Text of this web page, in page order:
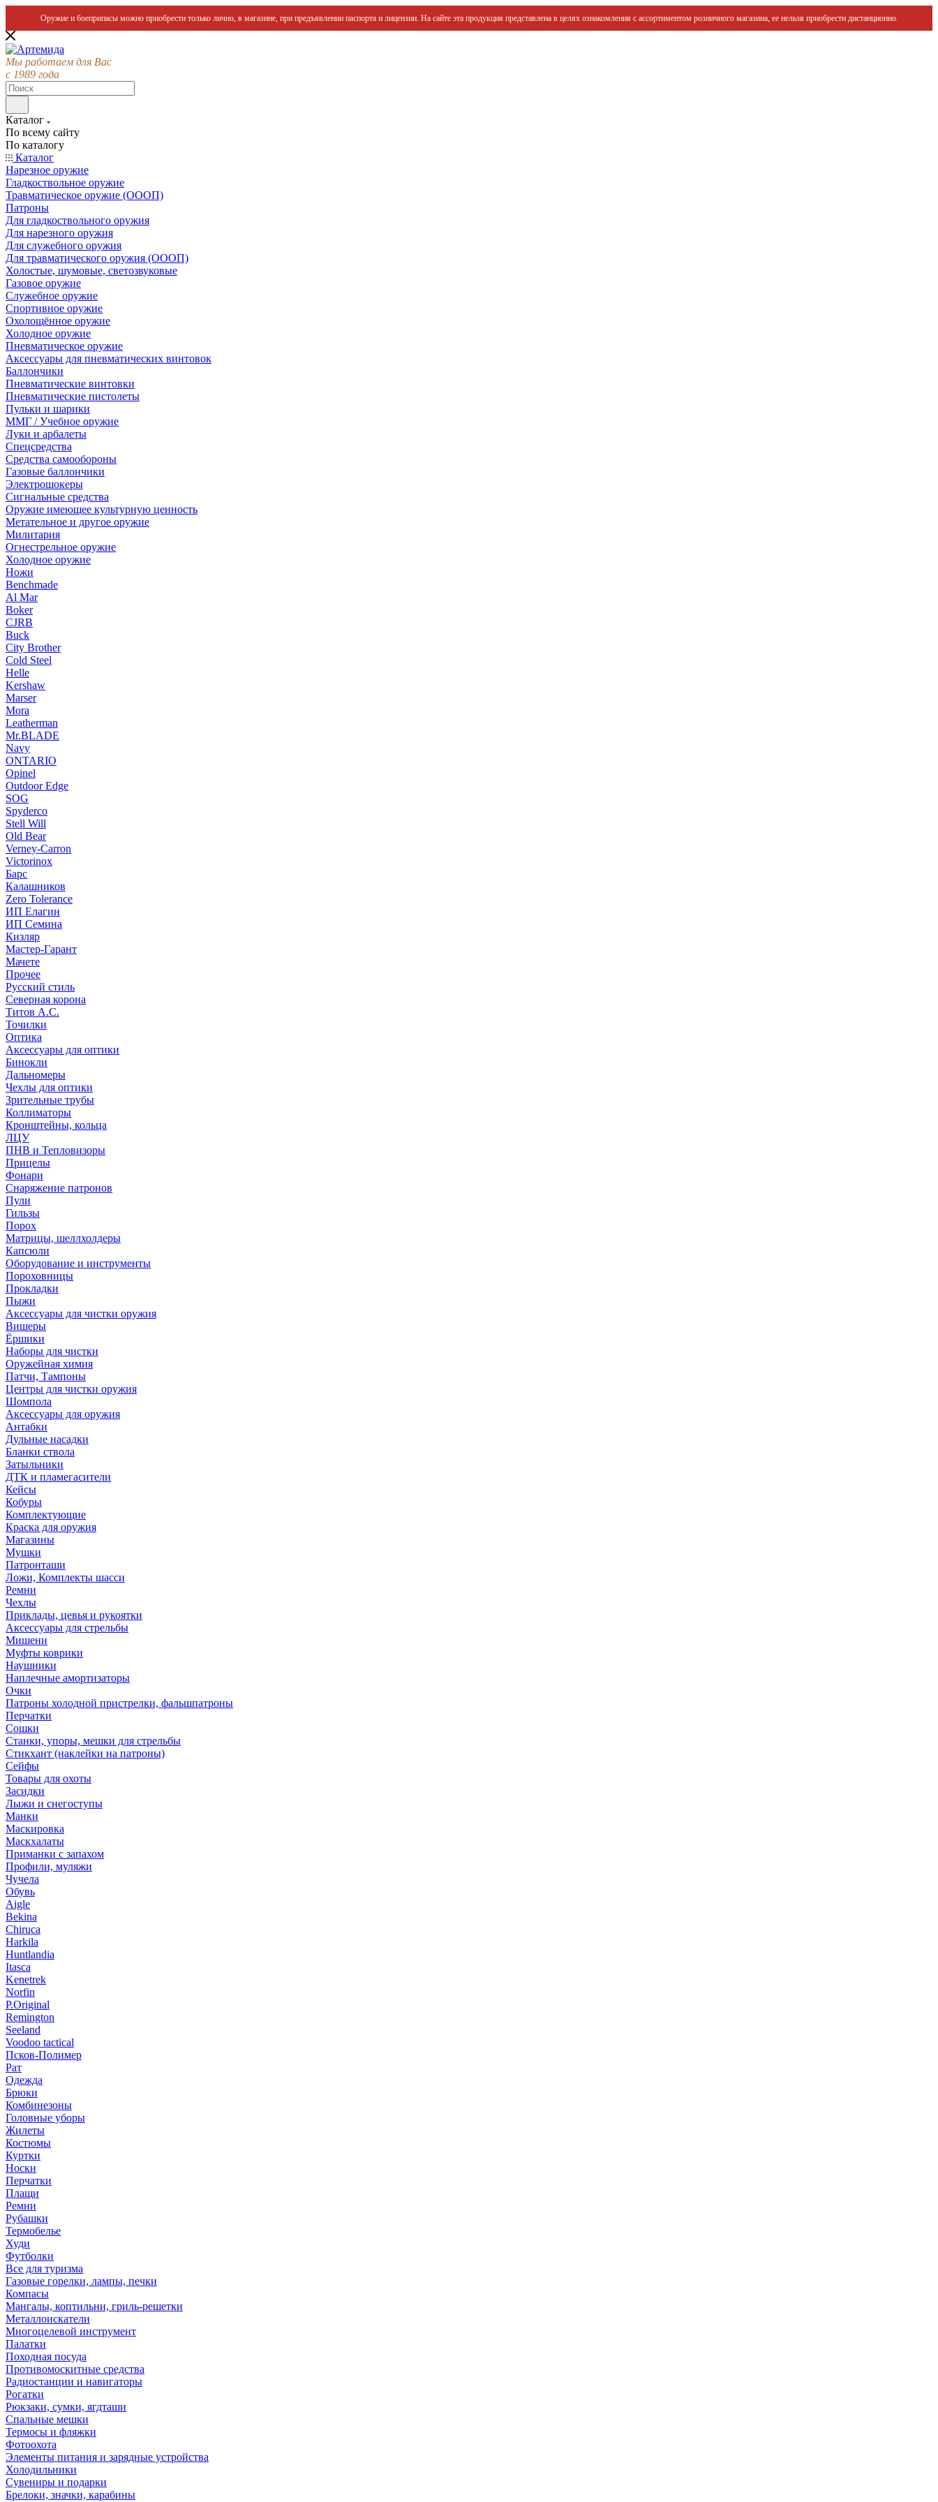
Оружие и боеприпасы можно приобрести только лично, в магазине, при предъявлении паспорта и лицензии. На сайте эта продукция представлена в целях ознакомления с ассортиментом розничного магазина, ее нельзя приобрести дистанционно.
Мы работаем для Вас
с 1989 года
Каталог
По всему сайту
По каталогу
Каталог
Нарезное оружие
Гладкоствольное оружие
Травматическое оружие (ОООП)
Патроны
Для гладкоствольного оружия
Для нарезного оружия
Для служебного оружия
Для травматического оружия (ОООП)
Холостые, шумовые, светозвуковые
Газовое оружие
Служебное оружие
Спортивное оружие
Охолощённое оружие
Холодное оружие
Пневматическое оружие
Аксессуары для пневматических винтовок
Баллончики
Пневматические винтовки
Пневматические пистолеты
Пульки и шарики
ММГ / Учебное оружие
Луки и арбалеты
Спецсредства
Средства самообороны
Газовые баллончики
Электрошокеры
Сигнальные средства
Оружие имеющее культурную ценность
Метательное и другое оружие
Милитария
Огнестрельное оружие
Холодное оружие
Ножи
Benchmade
Al Mar
Boker
CJRB
Buck
City Brother
Cold Steel
Helle
Kershaw
Marser
Mora
Leatherman
Mr.BLADE
Navy
ONTARIO
Opinel
Outdoor Edge
SOG
Spyderco
Stell Will
Old Bear
Verney-Carron
Victorinox
Барс
Калашников
Zero Tolerance
ИП Елагин
ИП Семина
Кизляр
Мастер-Гарант
Мачете
Прочее
Русский стиль
Северная корона
Титов А.С.
Точилки
Оптика
Аксессуары для оптики
Бинокли
Дальномеры
Чехлы для оптики
Зрительные трубы
Коллиматоры
Кронштейны, кольца
ЛЦУ
ПНВ и Тепловизоры
Прицелы
Фонари
Снаряжение патронов
Пули
Гильзы
Порох
Матрицы, шеллхолдеры
Капсюли
Оборудование и инструменты
Пороховницы
Прокладки
Пыжи
Аксессуары для чистки оружия
Вишеры
Ёршики
Наборы для чистки
Оружейная химия
Патчи, Тампоны
Центры для чистки оружия
Шомпола
Аксессуары для оружия
Антабки
Дульные насадки
Бланки ствола
Затыльники
ДТК и пламегасители
Кейсы
Кобуры
Комплектующие
Краска для оружия
Магазины
Мушки
Патронташи
Ложи, Комплекты шасси
Ремни
Чехлы
Приклады, цевья и рукоятки
Аксессуары для стрельбы
Мишени
Муфты коврики
Наушники
Наплечные амортизаторы
Очки
Патроны холодной пристрелки, фальшпатроны
Перчатки
Сошки
Станки, упоры, мешки для стрельбы
Стикхант (наклейки на патроны)
Сейфы
Товары для охоты
Засидки
Лыжи и снегоступы
Манки
Маскировка
Маскхалаты
Приманки с запахом
Профили, муляжи
Чучела
Обувь
Aigle
Bekina
Chiruсa
Harkila
Huntlandia
Itasca
Kenetrek
Norfin
P.Original
Remington
Seeland
Voodoo tactical
Псков-Полимер
Рат
Одежда
Брюки
Комбинезоны
Головные уборы
Жилеты
Костюмы
Куртки
Носки
Перчатки
Плащи
Ремни
Рубашки
Термобелье
Худи
Футболки
Все для туризма
Газовые горелки, лампы, печки
Компасы
Мангалы, коптильни, гриль-решетки
Металлоискатели
Многоцелевой инструмент
Палатки
Походная посуда
Противомоскитные средства
Радиостанции и навигаторы
Рогатки
Рюкзаки, сумки, ягдташи
Спальные мешки
Термосы и фляжки
Фотоохота
Элементы питания и зарядные устройства
Холодильники
Сувениры и подарки
Брелоки, значки, карабины